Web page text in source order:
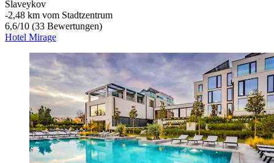
Slaveykov
‐2,48 km vom Stadtzentrum
6,6/10 (33 Bewertungen)
Hotel Mirage